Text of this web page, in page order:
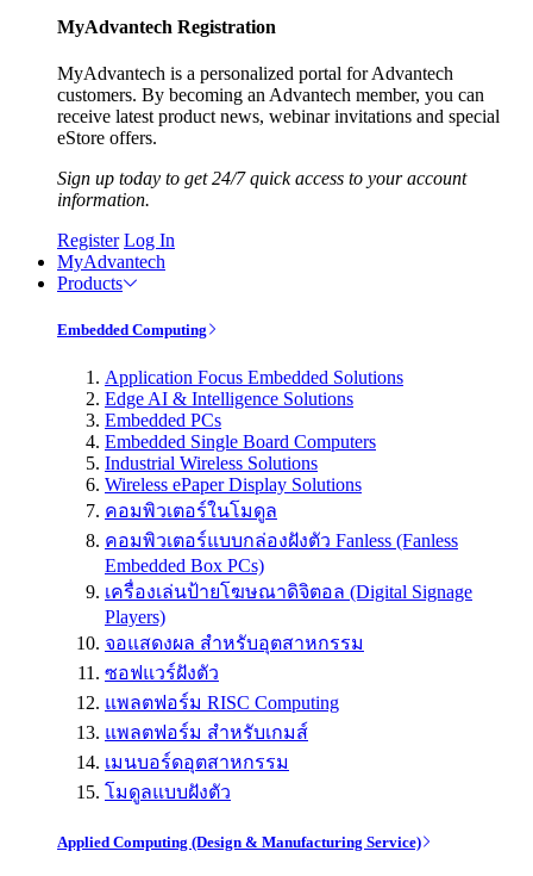
MyAdvantech Registration
MyAdvantech is a personalized portal for Advantech
customers. By becoming an Advantech member, you can
receive latest product news, webinar invitations and special
eStore offers.
Sign up today to get 24/7 quick access to your account
information.
Register Log In
MyAdvantech
Products
Embedded Computing
Application Focus Embedded Solutions
Edge AI & Intelligence Solutions
Embedded PCs
Embedded Single Board Computers
Industrial Wireless Solutions
Wireless ePaper Display Solutions
คอมพิวเตอร์ในโมดูล
คอมพิวเตอร์แบบกล่องฝังตัว Fanless (Fanless
Embedded Box PCs)
เครื่องเล่นป้ายโฆษณาดิจิตอล (Digital Signage
Players)
จอแสดงผล สำหรับอุตสาหกรรม
ซอฟแวร์ฝังตัว
แพลตฟอร์ม RISC Computing
แพลตฟอร์ม สำหรับเกมส์
เมนบอร์ดอุตสาหกรรม
โมดูลแบบฝังตัว
Applied Computing (Design & Manufacturing Service)